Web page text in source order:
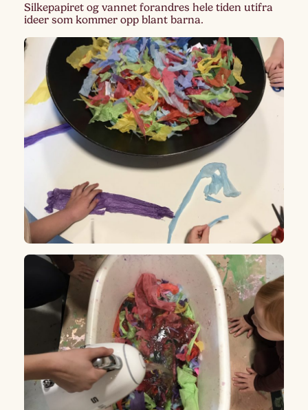
Silkepapiret og vannet forandres hele tiden utifra
ideer som kommer opp blant barna.